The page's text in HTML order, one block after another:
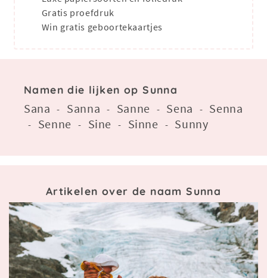
Gratis proefdruk
Win gratis geboortekaartjes
Namen die lijken op Sunna
Sana - Sanna - Sanne - Sena - Senna
- Senne - Sine - Sinne - Sunny
Artikelen over de naam Sunna